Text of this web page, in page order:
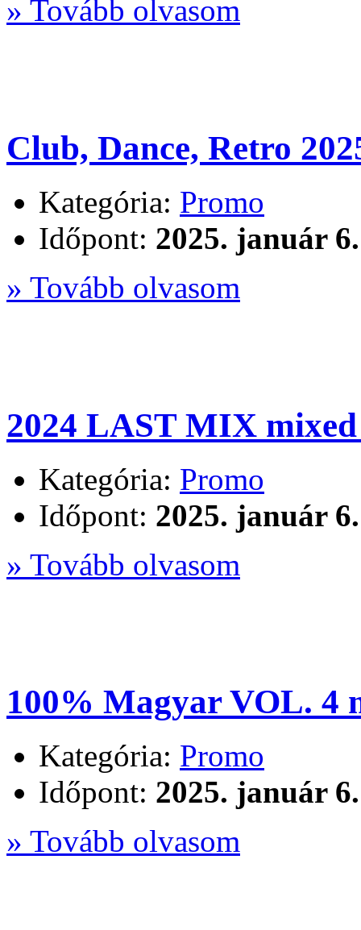
» Tovább olvasom
Club, Dance, Retro
Kategória: Promo
Időpont: 2025. január
» Tovább olvasom
2024 LAST MIX
Kategória: Promo
Időpont: 2025. január
» Tovább olvasom
100% Magyar VOL. 4
Kategória: Promo
Időpont: 2025. január
» Tovább olvasom